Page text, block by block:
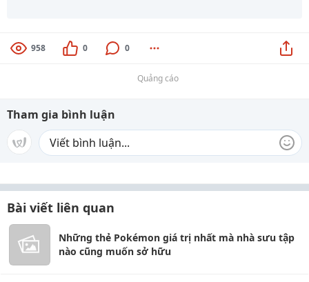
958 0 0
Quảng cáo
Tham gia bình luận
Bài viết liên quan
Những thẻ Pokémon giá trị nhất mà nhà sưu tập
nào cũng muốn sở hữu